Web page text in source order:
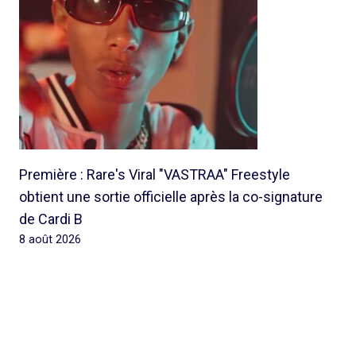
Première : Rare's Viral "VASTRAA" Freestyle
obtient une sortie officielle après la co-signature
de Cardi B
8 août 2026